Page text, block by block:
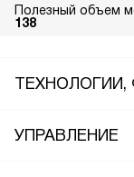
Полезный объем
138
ТЕХНОЛОГИИ,
УПРАВЛЕНИЕ